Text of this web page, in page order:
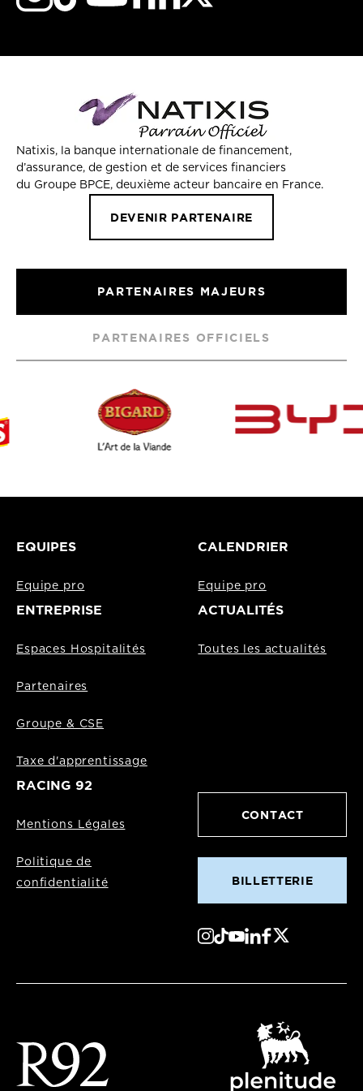
Natixis, la banque internationale de financement,
d’assurance, de gestion et de services financiers
du Groupe BPCE, deuxième acteur bancaire en France.
DEVENIR PARTENAIRE
PARTENAIRES MAJEURS
PARTENAIRES OFFICIELS
EQUIPES
Equipe pro
CALENDRIER
Equipe pro
ENTREPRISE
Espaces Hospitalités
Partenaires
Groupe & CSE
Taxe d'apprentissage
ACTUALITÉS
Toutes les actualités
RACING 92
Mentions Légales
Politique de
confidentialité
CONTACT
BILLETTERIE